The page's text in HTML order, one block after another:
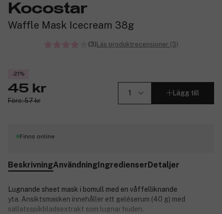
Kocostar
Waffle Mask Icecream 38g
(3) Läs produktrecensioner (3)
-21%
45 kr
Före: 57 kr
Lägg till
Finns online
BeskrivningAnvändningIngredienserDetaljer
Lugnande sheet mask i bomull med en våffelliknande
yta. Ansiktsmasken innehåller ett geléserum (40 g) med
sallatsspikbladsextrakt som lugnar huden.